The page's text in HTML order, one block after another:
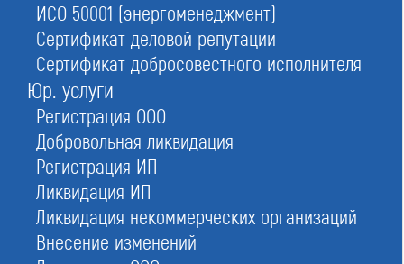
ИСО 50001 (энергоменеджмент)
Сертификат деловой репутации
Сертификат добросовестного исполнителя
Юр. услуги
Регистрация ООО
Добровольная ликвидация
Регистрация ИП
Ликвидация ИП
Ликвидация некоммерческих организаций
Внесение изменений
Статус:
Исключено из государственного реестра СРО (Приказ
Ростехнадзора от 07.08.2017 № СП-73), все допуски выданные СРО
недействительны
Сокращенное наименование:
СРО НП «Союзнефтегазстрой»
Номер в реестре:
СРО-С-271-14102013
Дата регистрации:
14.10.2013